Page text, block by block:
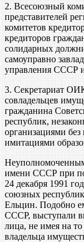
2. Всесоюзный
представителей
комитетов
кредиторов
солидарных
самоуправно
управления СССР
3. Секретариат
совладельцев
гражданина
республик,
организациями
имитациями
имени СССР при
24 декабря 1991
союзных
Ельцин. Подобно
СССР, выступали
лица, не имея на
владельца